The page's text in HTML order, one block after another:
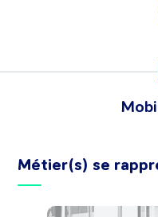
Métier(s) se